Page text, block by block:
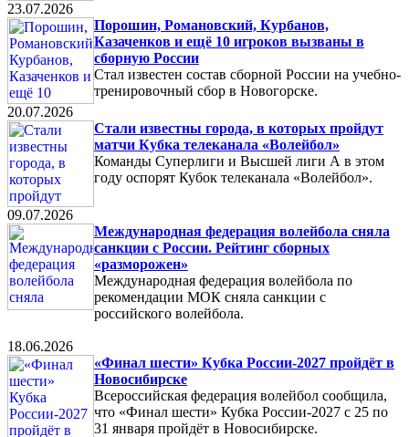
23.07.2026
Порошин, Романовский, Курбанов,
Казаченков и ещё 10 игроков вызваны в
сборную России
Стал известен состав сборной России на учебно-
тренировочный сбор в Новогорске.
20.07.2026
Стали известны города, в которых пройдут
матчи Кубка телеканала «Волейбол»
Команды Суперлиги и Высшей лиги А в этом
году оспорят Кубок телеканала «Волейбол».
09.07.2026
Международная федерация волейбола сняла
санкции с России. Рейтинг сборных
«разморожен»
Международная федерация волейбола по
рекомендации МОК сняла санкции с
российского волейбола.
18.06.2026
«Финал шести» Кубка России-2027 пройдёт в
Новосибирске
Всероссийская федерация волейбол сообщила,
что «Финал шести» Кубка России-2027 с 25 по
31 января пройдёт в Новосибирске.